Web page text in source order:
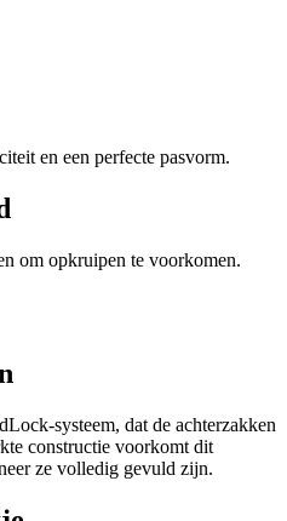
en een perfecte pasvorm.
om opkruipen te voorkomen.
systeem, dat de achterzakken
constructie voorkomt dit
ze volledig gevuld zijn.